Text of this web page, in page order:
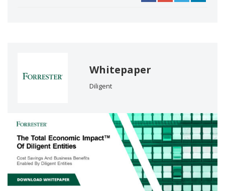
Whitepaper
Diligent